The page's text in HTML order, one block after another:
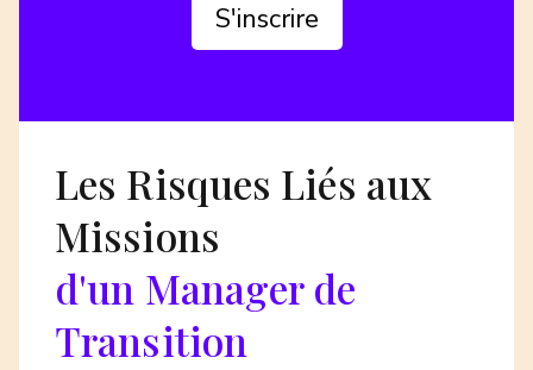
S'inscrire
Les Risques Liés aux
Missions
d'un Manager de
Transition